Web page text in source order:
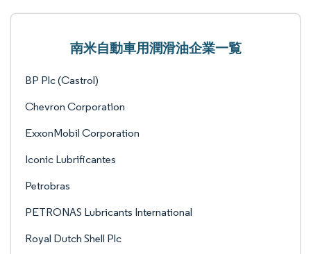
南米自動車用潤滑油企業一覧
BP Plc (Castrol)
Chevron Corporation
ExxonMobil Corporation
Iconic Lubrificantes
Petrobras
PETRONAS Lubricants International
Royal Dutch Shell Plc